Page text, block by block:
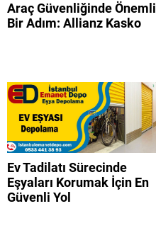
Araç Güvenliğinde Önemli
Bir Adım: Allianz Kasko
Ev Tadilatı Sürecinde
Eşyaları Korumak İçin En
Güvenli Yol